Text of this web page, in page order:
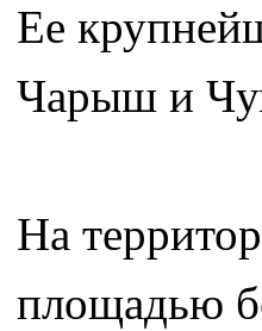
Ее
Чарыш и
На
площадью